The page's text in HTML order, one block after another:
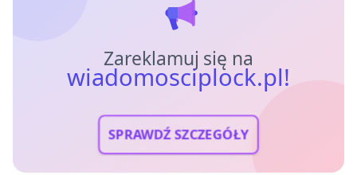
Zareklamuj się na
wiadomosciplock.pl!
SPRAWDŹ SZCZEGÓŁY